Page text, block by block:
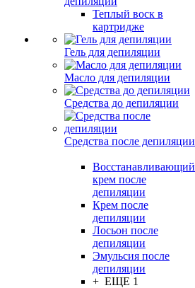
Теплый воск в
картридже
Гель для депиляции
Масло для депиляции
Средства до депиляции
Средства после депиляции
Восстанавливающий
крем после
депиляции
Крем после
депиляции
Лосьон после
депиляции
Эмульсия после
депиляции
+ ЕЩЕ 1